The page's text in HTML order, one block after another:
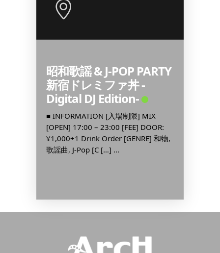
昭和歌謡 & J-POP PARTY
新宿ドレミファ丼 -
Digital DJ Edition-
■ INFORMATION [入場制限] MIX
[OPEN] 17:00 – 23:00 [FEE] DOOR:
¥1,000+1 Drink Order [GENRE] 和物,
歌謡曲, J-Pop [C […] ...